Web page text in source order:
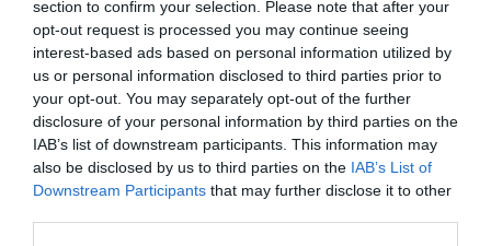
section to confirm your selection. Please note that after your
opt-out request is processed you may continue seeing
interest-based ads based on personal information utilized by
us or personal information disclosed to third parties prior to
your opt-out. You may separately opt-out of the further
disclosure of your personal information by third parties on the
IAB’s list of downstream participants. This information may
also be disclosed by us to third parties on the IAB’s List of
Downstream Participants that may further disclose it to other
exercitând violență fizică și psihică, ar fi ținut-o sub
influența lui. Acuzația a inclius, de asemenea, că a
ajutat și a obținut foloase din practicarea prostituției
de către alte trei femei, tot pe teritoriul statului
italian, scrieterzobinario.it.
Pedeapsă grea pentru interlopul care aducea